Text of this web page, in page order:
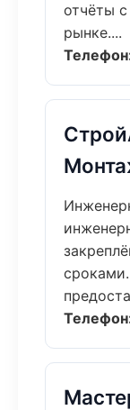
отчёты
рынке....